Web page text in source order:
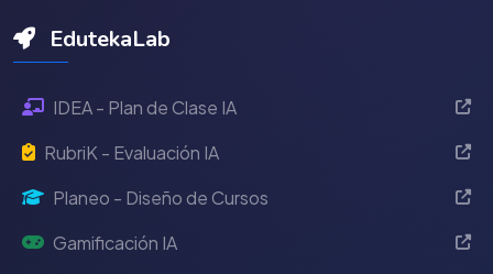
EdutekaLab
IDEA - Plan de Clase IA
RubriK - Evaluación IA
Planeo - Diseño de Cursos
Gamificación IA